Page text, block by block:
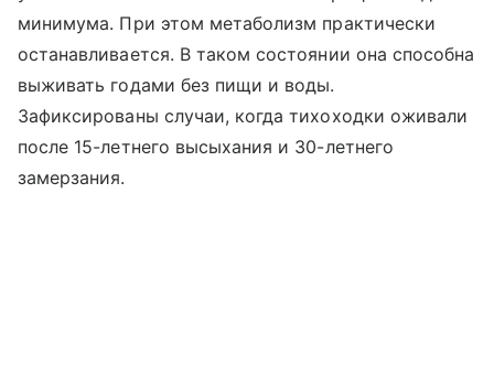
минимума. При этом метаболизм практически
останавливается. В таком состоянии она способна
выживать годами без пищи и воды.
Зафиксированы случаи, когда тихоходки оживали
после 15-летнего высыхания и 30-летнего
замерзания.